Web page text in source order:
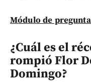
Módulo de
¿Cuál es el
rompió Flor
Domingo?